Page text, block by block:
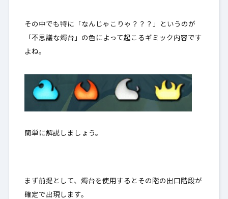
その中でも特に「なんじゃこりゃ？？？」というのが
「不思議な燭台」の色によって起こるギミック内容です
よね。
簡単に解説しましょう。
まず前提として、燭台を使用すると その階の出口階段が
確定で出現します。